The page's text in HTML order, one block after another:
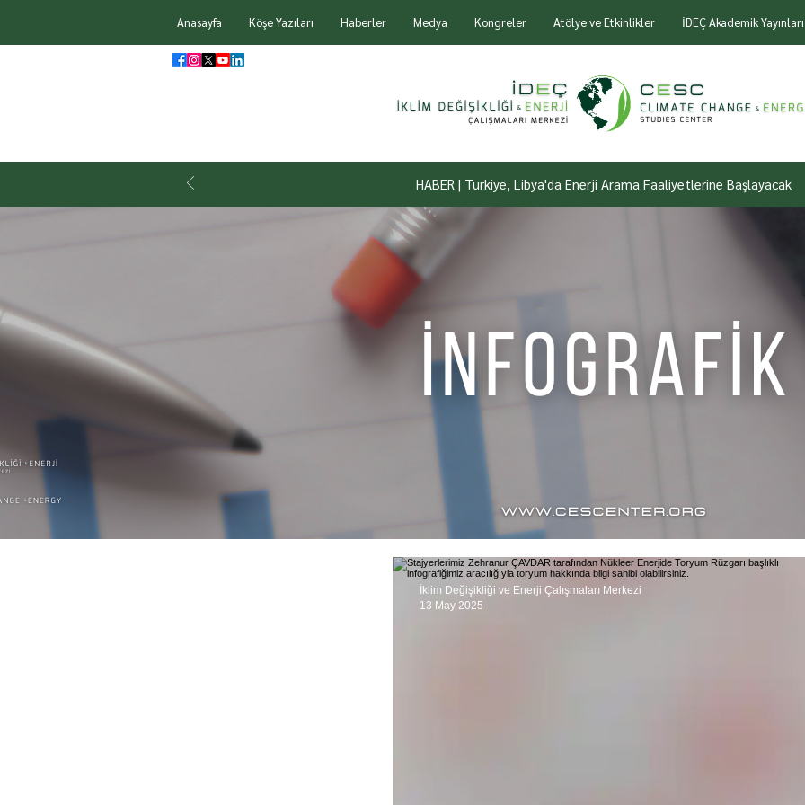
Anasayfa Köşe Yazıları Haberler Medya Kongreler Atölye ve Etkinlikler İDEÇ Akademik Yayınları
HABER | Türkiye, Libya'da Enerji Arama Faaliyetlerine Başlayacak
İklim Değişikliği ve Enerji Çalışmaları Merkezi
13 May 2025